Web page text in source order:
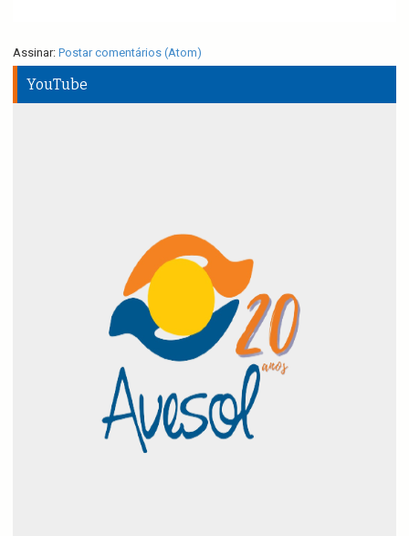
Assinar: Postar comentários (Atom)
YouTube